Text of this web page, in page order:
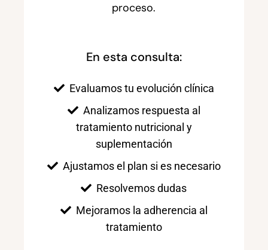
proceso.
En esta consulta:
Evaluamos tu evolución clínica
Analizamos respuesta al
tratamiento nutricional y
suplementación
Ajustamos el plan si es necesario
Resolvemos dudas
Mejoramos la adherencia al
tratamiento